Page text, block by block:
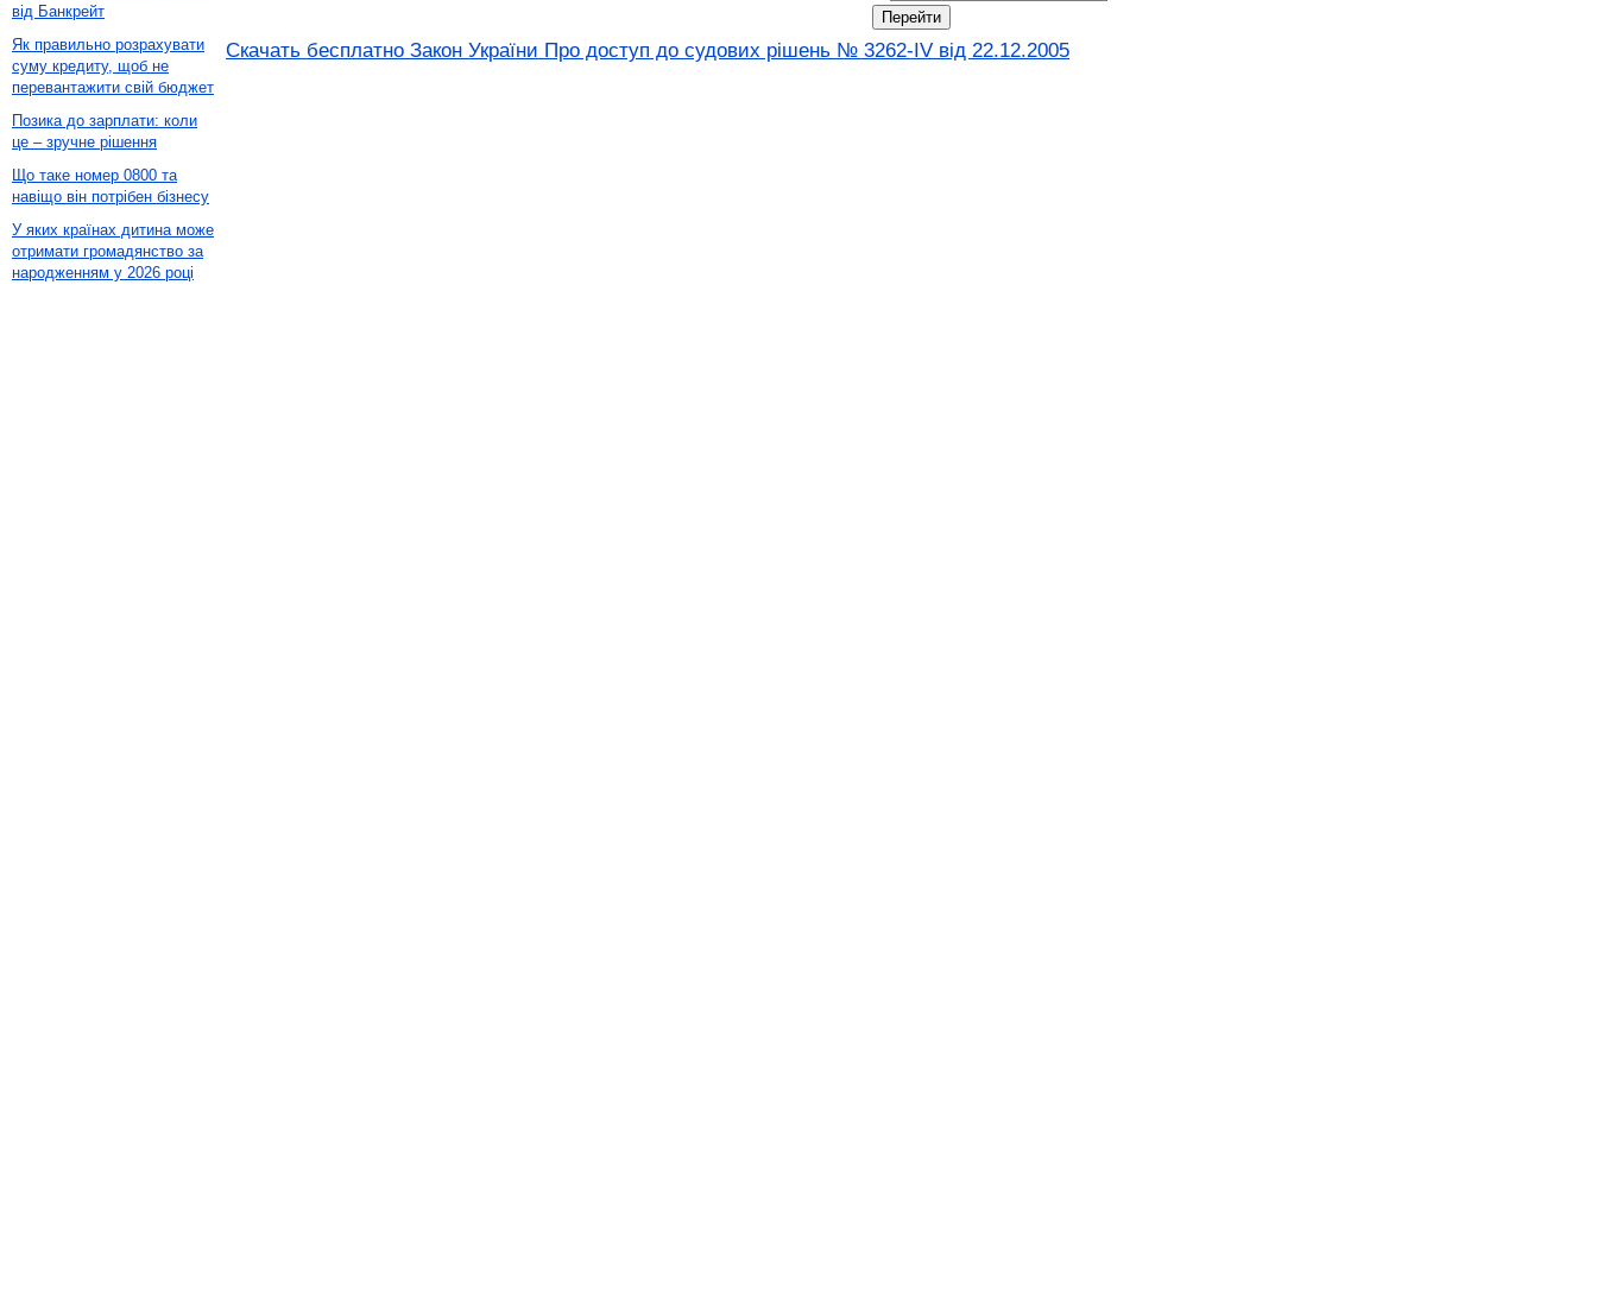
Скачать бесплатно Закон України Про доступ до судових рішень № 3262-IV від 22.12.2005
від Банкрейт
Як правильно розрахувати
суму кредиту, щоб не
перевантажити свій бюджет
Позика до зарплати: коли
це – зручне рішення
Що таке номер 0800 та
навіщо він потрібен бізнесу
У яких країнах дитина може
отримати громадянство за
народженням у 2026 році